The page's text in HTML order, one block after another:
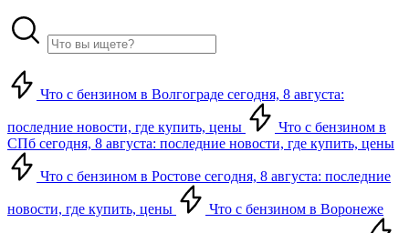
Что с бензином в Волгограде сегодня, 8 августа:
последние новости, где купить, цены
Что с бензином в
СПб сегодня, 8 августа: последние новости, где купить, цены
Что с бензином в Ростове сегодня, 8 августа: последние
новости, где купить, цены Что с бензином в Воронеже